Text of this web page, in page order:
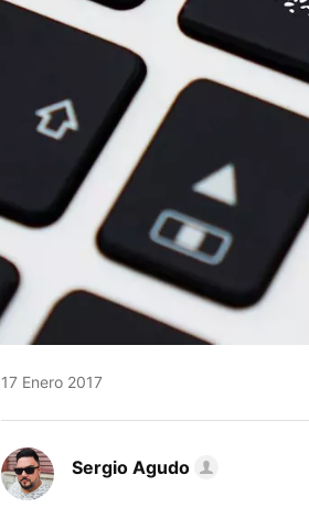
17 Enero 2017
Sergio Agudo